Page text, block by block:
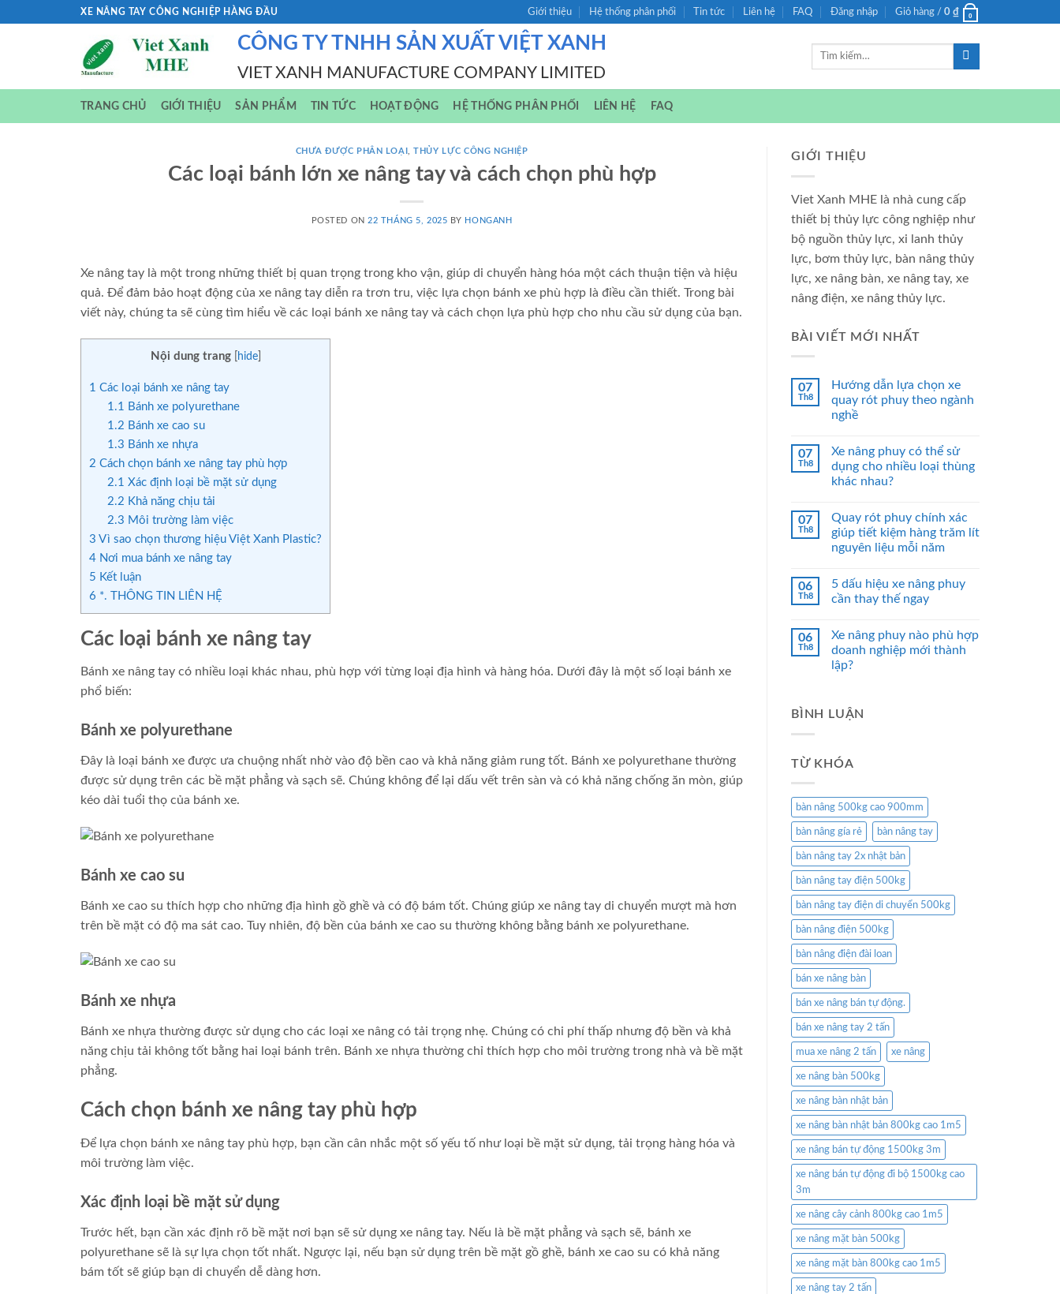
XE NÂNG TAY CÔNG NGHIỆP HÀNG ĐẦU Giới thiệu Hệ thống phân phối Tin tức Liên hệ FAQ Đăng nhập Giỏ hàng / 0 ₫ 0
CÔNG TY TNHH SẢN XUẤT VIỆT XANH
VIET XANH MANUFACTURE COMPANY LIMITED
Tìm
TRANG CHỦ GIỚI THIỆU SẢN PHẨM TIN TỨC HOẠT ĐỘNG HỆ THỐNG PHÂN PHỐI LIÊN HỆ FAQ
CHƯA ĐƯỢC PHÂN LOẠI ,THỦY LỰC CÔNG NGHIỆP
Các loại bánh lớn xe nâng tay và cách chọn phù hợp
POSTED ON 22 THÁNG 5, 2025 BY HONGANH
Xe nâng tay là một trong những thiết bị quan trọng trong kho vận, giúp di chuyển hàng hóa một cách thuận tiện và hiệu
quả. Để đảm bảo hoạt động của xe nâng tay diễn ra trơn tru, việc lựa chọn bánh xe phù hợp là điều cần thiết. Trong bài
viết này, chúng ta sẽ cùng tìm hiểu về các loại bánh xe nâng tay và cách chọn lựa phù hợp cho nhu cầu sử dụng của bạn.
Nội dung trang hide]
1 Các loại bánh xe nâng tay
1.1
Bánh xe polyurethane
1.2 Bánh xe cao su
1.3 Bánh xe nhựa
2 Cách chọn bánh xe nâng tay phù hợp
2.1 Xác định loại bề mặt sử dụng
2.2 Khả năng chịu tải
2.3 Môi trường làm việc
3 Vì sao chọn thương hiệu Việt Xanh Plastic?
4 Nơi mua bánh xe nâng tay
5 Kết luận
6 *. THÔNG TIN LIÊN HỆ
Các loại bánh xe nâng tay
Bánh xe nâng tay có nhiều loại khác nhau, phù hợp với từng loại địa hình và hàng hóa. Dưới đây là một số loại bánh xe
phổ biến:
Bánh xe polyurethane
Đây là loại bánh xe được ưa chuộng nhất nhờ vào độ bền cao và khả năng giảm rung tốt. Bánh xe polyurethane thường
được sử dụng trên các bề mặt phẳng và sạch sẽ. Chúng không để lại dấu vết trên sàn và có khả năng chống ăn mòn, giúp
kéo dài tuổi thọ của bánh xe.
Bánh xe cao su
Bánh xe cao su thích hợp cho những địa hình gồ ghề và có độ bám tốt. Chúng giúp xe nâng tay di chuyển mượt mà hơn
trên bề mặt có độ ma sát cao. Tuy nhiên, độ bền của bánh xe cao su thường không bằng bánh xe polyurethane.
Bánh xe nhựa
Bánh xe nhựa thường được sử dụng cho các loại xe nâng có tải trọng nhẹ. Chúng có chi phí thấp nhưng độ bền và khả
năng chịu tải không tốt bằng hai loại bánh trên. Bánh xe nhựa thường chỉ thích hợp cho môi trường trong nhà và bề mặt
phẳng.
Cách chọn bánh xe nâng tay phù hợp
Để lựa chọn bánh xe nâng tay phù hợp, bạn cần cân nhắc một số yếu tố như loại bề mặt sử dụng, tải trọng hàng hóa và
môi trường làm việc.
Xác định loại bề mặt sử dụng
Trước hết, bạn cần xác định rõ bề mặt nơi bạn sẽ sử dụng xe nâng tay. Nếu là bề mặt phẳng và sạch sẽ, bánh xe
polyurethane sẽ là sự lựa chọn tốt nhất. Ngược lại, nếu bạn sử dụng trên bề mặt gồ ghề, bánh xe cao su có khả năng
bám tốt sẽ giúp bạn di chuyển dễ dàng hơn.
GIỚI THIỆU
Viet Xanh MHE là nhà cung cấp
thiết bị thủy lực công nghiệp như
bộ nguồn thủy lực, xi lanh thủy
lực, bơm thủy lực, bàn nâng thủy
lực, xe nâng bàn, xe nâng tay, xe
nâng điện, xe nâng thủy lực.
BÀI VIẾT MỚI NHẤT
07
Th8
Hướng dẫn lựa chọn xe
quay rót phuy theo ngành
nghề
07
Th8
Xe nâng phuy có thể sử
dụng cho nhiều loại thùng
khác nhau?
07
Th8
Quay rót phuy chính xác
giúp tiết kiệm hàng trăm lít
nguyên liệu mỗi năm
06
Th8
5 dấu hiệu xe nâng phuy
cần thay thế ngay
06
Th8
Xe nâng phuy nào phù hợp
doanh nghiệp mới thành
lập?
BÌNH LUẬN
TỪ KHÓA
bàn nâng 500kg cao 900mm
bàn nâng gía rẻ bàn nâng tay
bàn nâng tay 2x nhật bản
bàn nâng tay điện 500kg
bàn nâng tay điện di chuyển 500kg
bàn nâng điện 500kg
bàn nâng điện đài loan
bán xe nâng bàn
bán xe nâng bán tự động.
bán xe nâng tay 2 tấn
mua xe nâng 2 tấn xe nâng
xe nâng bàn 500kg
xe nâng bàn nhật bản
xe nâng bàn nhật bản 800kg cao 1m5
xe nâng bán tự động 1500kg 3m
xe nâng bán tự động đi bộ 1500kg cao
3m
xe nâng cây cảnh 800kg cao 1m5
xe nâng mặt bàn 500kg
xe nâng mặt bàn 800kg cao 1m5
xe nâng tay 2 tấn